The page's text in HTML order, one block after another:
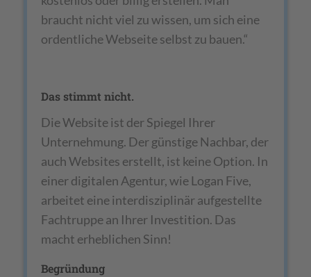
braucht nicht viel zu wissen, um sich eine
ordentliche Webseite selbst zu bauen.“
Das stimmt nicht.
Die Website ist der Spiegel Ihrer
Unternehmung. Der günstige Nachbar, der
auch Websites erstellt, ist keine Option. In
einer digitalen Agentur, wie Logan Five,
arbeitet eine interdisziplinär aufgestellte
Fachtruppe an Ihrer Investition. Das
macht erheblichen Sinn!
Begründung